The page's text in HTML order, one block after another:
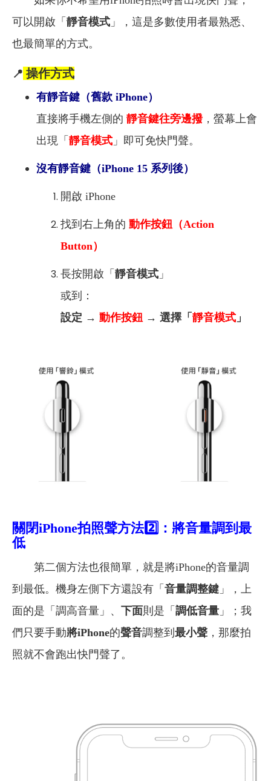
可以開啟「 靜音模式 」，這是多數使用者最熟悉、
也最簡單的方式。
📍 操作方式
有靜音鍵（舊款 iPhone）
直接將手機左側的 靜音鍵往旁邊撥，螢幕上會
出現「 靜音模式 」即可免快門聲。
沒有靜音鍵（iPhone 15 系列後）
開啟 iPhone
找到右上角的 動作按鈕（Action
Button）
長按開啟「 靜音模式 」
或到：
設定 → 動作按鈕 → 選擇「 靜音模式 」
關閉iPhone拍照聲方法2️⃣：將音量調到最
低
第二個方法也很簡單，就是將iPhone的音量調
到最低。機身左側下方還設有「 音量調整鍵 」，上
面的是「調高音量」、 下面則是「 調低音量 」；我
們只要手動將iPhone的聲音調整到 最小聲 ，那麼拍
照就不會跑出快門聲了。